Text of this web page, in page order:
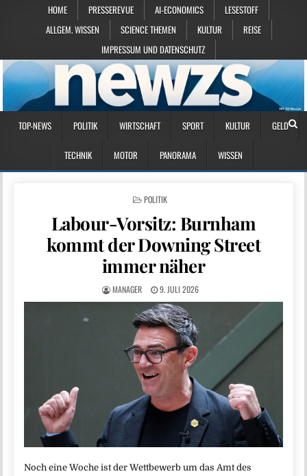
HOME PRESSEREVUE AI-ECONOMICS
LESESTOFF
ALLGEM. WISSEN
SCIENCE THEMEN KULTUR
REISE
IMPRESSUM UND DATENSCHUTZ
TOP-NEWS POLITIK WIRTSCHAFT SPORT KULTUR GELD
TECHNIK MOTOR PANORAMA WISSEN
POSTED IN
POLITIK
Labour-Vorsitz: Burnham
kommt der Downing Street
immer näher
MANAGER 9. JULI 2026
Noch eine Woche ist der Wettbewerb um das Amt des